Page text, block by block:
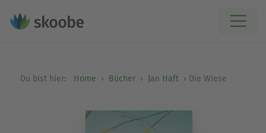
Du bist hier: Home Bücher Jan Haft Die Wiese